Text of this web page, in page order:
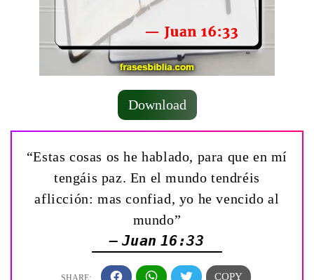
Download
“Estas cosas os he hablado, para que en mí
tengáis paz. En el mundo tendréis
aflicción: mas confiad, yo he vencido al
mundo”
— Juan 16:33